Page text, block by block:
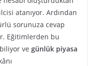
atanıyor. Ardından
sorunuza cevap
Eğitimlerden bu
ve günlük piyasa